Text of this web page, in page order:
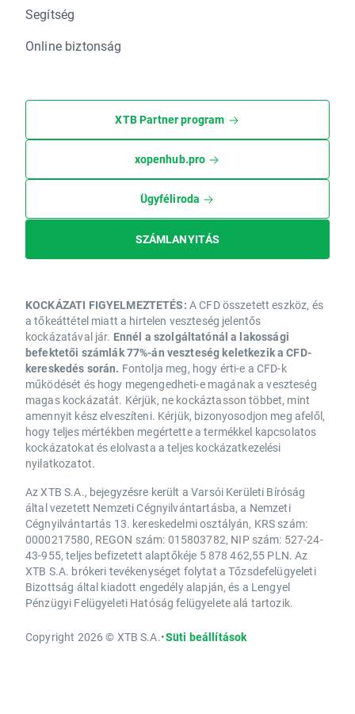
Segítség
Online biztonság
XTB Partner program
xopenhub.pro
Ügyféliroda
SZÁMLANYITÁS
KOCKÁZATI FIGYELMEZTETÉS: A CFD összetett eszköz, és
a tőkeáttétel miatt a hirtelen veszteség jelentős
kockázatával jár. Ennél a szolgáltatónál a lakossági
befektetői számlák 77%-án veszteség keletkezik a CFD-
kereskedés során. Fontolja meg, hogy érti-e a CFD-k
működését és hogy megengedheti-e magának a veszteség
magas kockázatát. Kérjük, ne kockáztasson többet, mint
amennyit kész elveszíteni. Kérjük, bizonyosodjon meg afelől,
hogy teljes mértékben megértette a termékkel kapcsolatos
kockázatokat és elolvasta a teljes kockázatkezelési
nyilatkozatot.
Az XTB S.A., bejegyzésre került a Varsói Kerületi Bíróság
által vezetett Nemzeti Cégnyilvántartásba, a Nemzeti
Cégnyilvántartás 13. kereskedelmi osztályán, KRS szám:
0000217580, REGON szám: 015803782, NIP szám: 527-24-
43-955, teljes befizetett alaptőkéje 5 878 462,55 PLN. Az
XTB S.A. brókeri tevékenységet folytat a Tőzsdefelügyeleti
Bizottság által kiadott engedély alapján, és a Lengyel
Pénzügyi Felügyeleti Hatóság felügyelete alá tartozik.
Copyright 2026 © XTB S.A.•Süti beállítások